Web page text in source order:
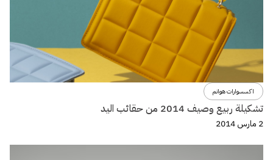
اكسسوارات هوانم
تشكيلة ربيع وصيف 2014 من حقائب اليد
2 مارس 2014